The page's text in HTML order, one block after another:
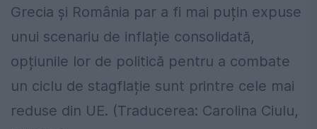
Grecia și România par a fi mai puțin expuse
unui scenariu de inflație consolidată,
opțiunile lor de politică pentru a combate
un ciclu de stagflație sunt printre cele mai
reduse din UE. (Traducerea: Carolina Ciulu,